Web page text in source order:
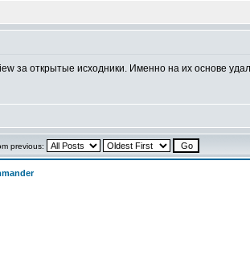
за открытые исходники. Именно на их основе
previous: